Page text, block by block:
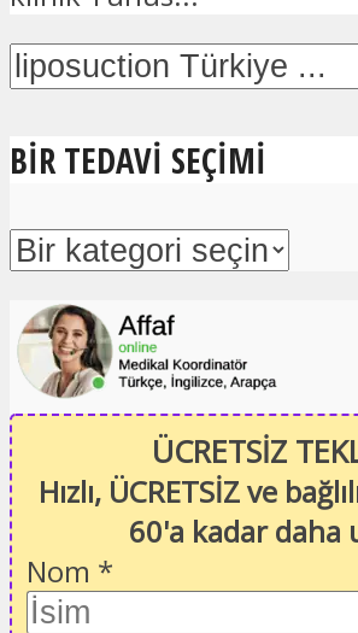
BIR TEDAVI SEÇIMI
ÜCRETSİZ
Hızlı, ÜCRETSİZ ve
60'a kadar daha
Nom *